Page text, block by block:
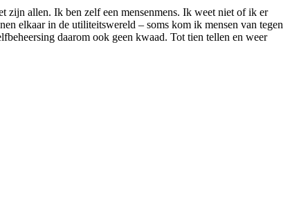
zijn allen. Ik ben zelf een mensenmens. Ik weet niet of ik er
elkaar in de utiliteitswereld – soms kom ik mensen van tegen
daarom ook geen kwaad. Tot tien tellen en weer